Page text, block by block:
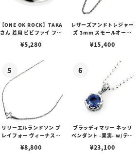
【ONE OK ROCK】TAKA
さん 着用 ビビファイ フー
¥5,280
レザーズアンドトレジャー
ズ 3mm スモールオーバ
ブスタークラスプ＆LTロ
¥15,400
リリーエルランドソン プ
レイフォー ヴィーナスチ
¥8,800
ブラッディマリー ネッリ
ペンダント -果実- w/ティ
¥23,100